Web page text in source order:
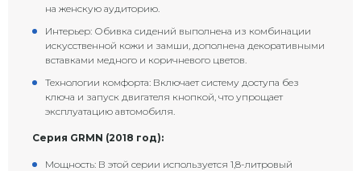
на женскую аудиторию.
Интерьер: Обивка сидений выполнена из комбинации
искусственной кожи и замши, дополнена декоративными
вставками медного и коричневого цветов.
Технологии комфорта: Включает систему доступа без
ключа и запуск двигателя кнопкой, что упрощает
эксплуатацию автомобиля.
Серия GRMN (2018 год):
Мощность: В этой серии используется 1,8-литровый